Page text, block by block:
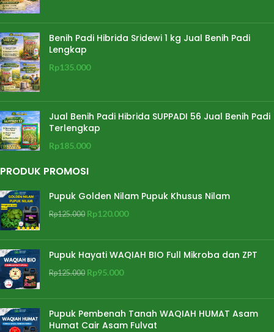
Benih Padi Hibrida Sridewi 1 kg Jual Benih Padi
Lengkap
Rp135.000
Jual Benih Padi Hibrida SUPPADI 56 Jual Benih Padi
Terlengkap
Rp185.000
PRODUK PROMOSI
Pupuk Golden Nilam Pupuk Khusus Nilam
Rp125.000 Rp120.000
Pupuk Hayati WAQIAH BIO Full Mikroba dan ZPT
Rp125.000 Rp95.000
Pupuk Pembenah Tanah WAQIAH HUMAT Asam
Humat Cair Asam Fulvat